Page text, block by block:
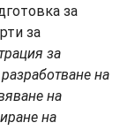
за
за
за
на
на
на